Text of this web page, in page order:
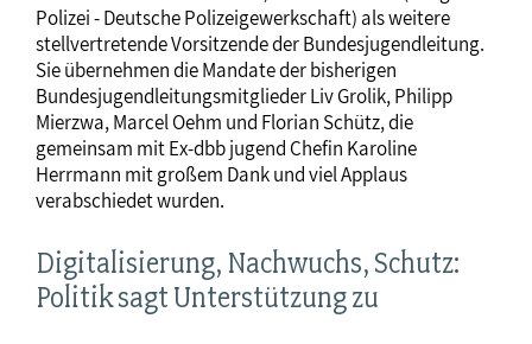
Polizei - Deutsche Polizeigewerkschaft) als weitere
stellvertretende Vorsitzende der Bundesjugendleitung.
Sie übernehmen die Mandate der bisherigen
Bundesjugendleitungsmitglieder Liv Grolik, Philipp
Mierzwa, Marcel Oehm und Florian Schütz, die
gemeinsam mit Ex-dbb jugend Chefin Karoline
Herrmann mit großem Dank und viel Applaus
verabschiedet wurden.
Digitalisierung, Nachwuchs, Schutz:
Politik sagt Unterstützung zu